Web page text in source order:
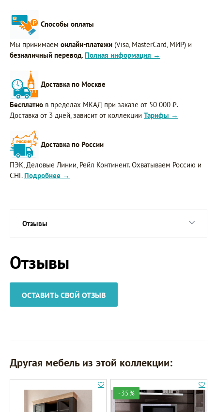
Способы оплаты
Мы принимаем онлайн-платежи (Visa, MasterCard, МИР) и
безналичный перевод. Полная информация →
Доставка по Москве
Бесплатно в пределах МКАД при заказе от 50 000 ₽.
Доставка от 3 дней, зависит от коллекции Тарифы →
Доставка по России
ПЭК, Деловые Линии, Рейл Континент. Охватываем Россию и
СНГ. Подробнее →
Отзывы
Отзывы
ОСТАВИТЬ СВОЙ ОТЗЫВ
Другая мебель из этой коллекции:
-35%